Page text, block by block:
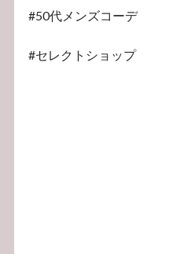
#50代メンズコーデ
#セレクトショップ